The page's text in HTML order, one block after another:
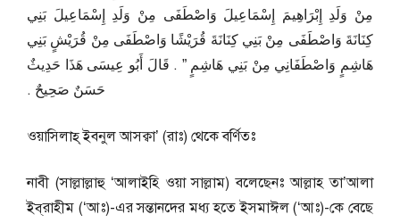
مِنْ وَلَدِ إِبْرَاهِيمَ إِسْمَاعِيلَ وَاصْطَفَى مِنْ وَلَدِ إِسْمَاعِيلَ بَنِي
كِنَانَةَ وَاصْطَفَى مِنْ بَنِي كِنَانَةَ قُرَيْشًا وَاصْطَفَى مِنْ قُرَيْشٍ بَنِي
هَاشِمٍ وَاصْطَفَانِي مِنْ بَنِي هَاشِمٍ ‏”‏ ‏.‏ قَالَ أَبُو عِيسَى هَذَا حَدِيثٌ
حَسَنٌ صَحِيحٌ ‏.‏
ওয়াসিলাহ্‌ ইবনুল আসক্বা’ (রাঃ) থেকে বর্ণিতঃ
নাবী (সাল্লাল্লাহু ‘আলাইহি ওয়া সাল্লাম) বলেছেনঃ আল্লাহ তা’আলা
ইব্‌রাহীম (‘আঃ)-এর সন্তানদের মধ্য হতে ইসমাঈল (‘আঃ)-কে বেছে